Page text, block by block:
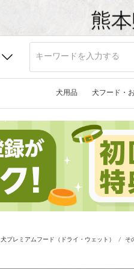
犬用品 犬フード・
犬プレミアムフード（ドライ・ウェット） そ